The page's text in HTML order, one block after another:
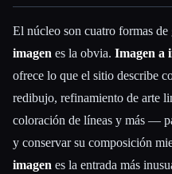
El núcleo son cuatro formas de
imagen es la obvia. Imagen a
ofrece lo que el sitio describe
redibujo, refinamiento de arte
coloración de líneas y más —
y conservar su composición
imagen es la entrada más